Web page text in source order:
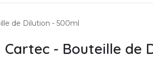
de Dilution - 500ml
Cartec - Bouteille de